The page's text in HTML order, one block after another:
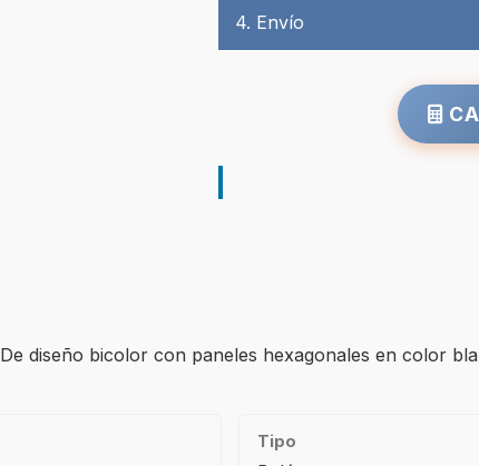
4. Envío
diseño bicolor con paneles hexagonales en color
Tipo